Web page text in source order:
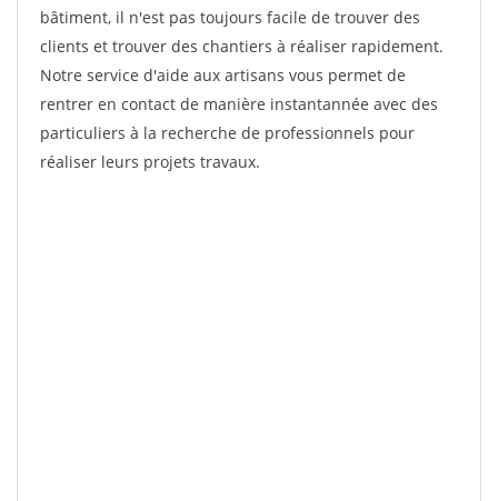
bâtiment, il n'est pas toujours facile de trouver des
clients et trouver des chantiers à réaliser rapidement.
Notre service d'aide aux artisans vous permet de
rentrer en contact de manière instantannée avec des
particuliers à la recherche de professionnels pour
réaliser leurs projets travaux.